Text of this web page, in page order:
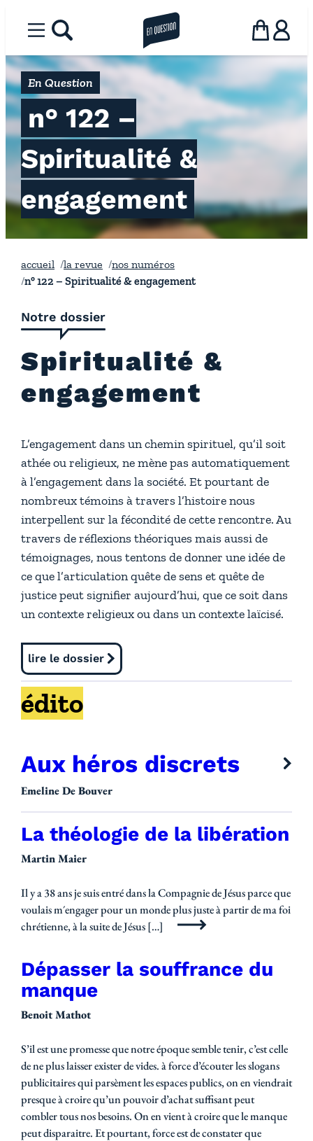
Menurechercher la revue en questionPanier
En Question
n° 122 –
Spiritualité &
engagement
accueil la revue
nos numéros
n° 122 – Spiritualité & engagement
Notre dossier
Spiritualité &
engagement
L’engagement dans un chemin spirituel, qu’il soit
athée ou religieux, ne mène pas automatiquement
à l’engagement dans la société. Et pourtant de
nombreux témoins à travers l’histoire nous
interpellent sur la fécondité de cette rencontre. Au
travers de réflexions théoriques mais aussi de
témoignages, nous tentons de donner une idée de
ce que l’articulation quête de sens et quête de
justice peut signifier aujourd’hui, que ce soit dans
un contexte religieux ou dans un contexte laïcisé.
lire le dossier
édito
Aux héros discrets
Emeline De Bouver
Publications de la revue
La théologie de la libération
Martin Maier
Il y a 38 ans je suis entré dans la Compagnie de Jésus parce que
voulais m´engager pour un monde plus juste à partir de ma foi
chrétienne, à la suite de Jésus […]
Dépasser la souffrance du
manque
Benoit Mathot
S’il est une promesse que notre époque semble tenir, c’est celle
de ne plus laisser exister de vides. à force d’écouter les slogans
publicitaires qui parsèment les espaces publics, on en viendrait
presque à croire qu’un pouvoir d’achat suffisant peut
combler tous nos besoins. On en vient à croire que le manque
peut disparaitre. Et pourtant, force est de constater que